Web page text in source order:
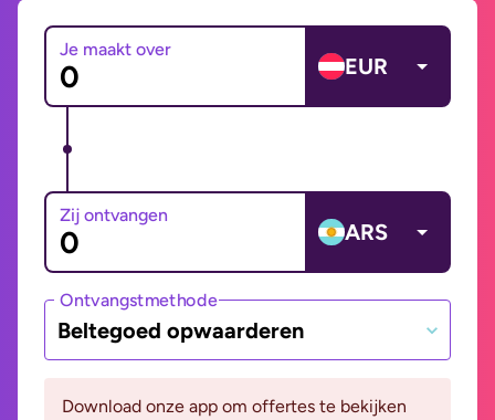
Je maakt over
EUR
Zij ontvangen
ARS
Ontvangstmethode
Beltegoed opwaarderen
Download onze app om offertes te bekijken